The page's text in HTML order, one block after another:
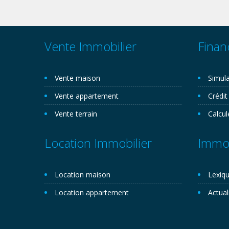
Vente Immobilier
Vente maison
Vente appartement
Vente terrain
Location Immobilier
Location maison
Location appartement